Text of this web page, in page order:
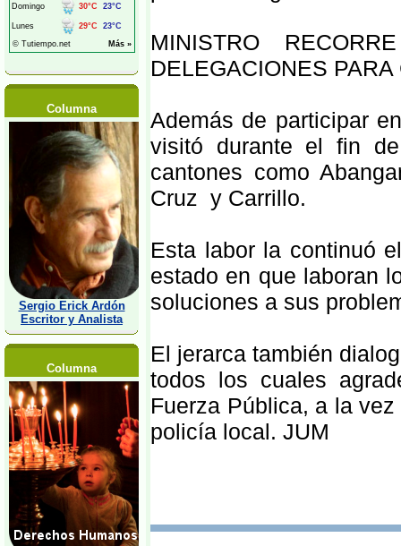
Columna
Sergio Erick Ardón
Escritor y Analista
Columna
MINISTRO
DELEGACIONES
Además de participar
visitó durante el fin
cantones como
Cruz y Carrillo.
Esta labor la continuó
estado en que laboran
soluciones a sus
El jerarca también
todos los cuales
Fuerza Pública, a la
policía local. JUM